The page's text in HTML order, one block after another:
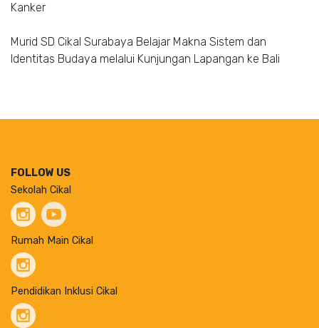
Kanker
Murid SD Cikal Surabaya Belajar Makna Sistem dan
Identitas Budaya melalui Kunjungan Lapangan ke Bali
FOLLOW US
Sekolah Cikal
Rumah Main Cikal
Pendidikan Inklusi Cikal